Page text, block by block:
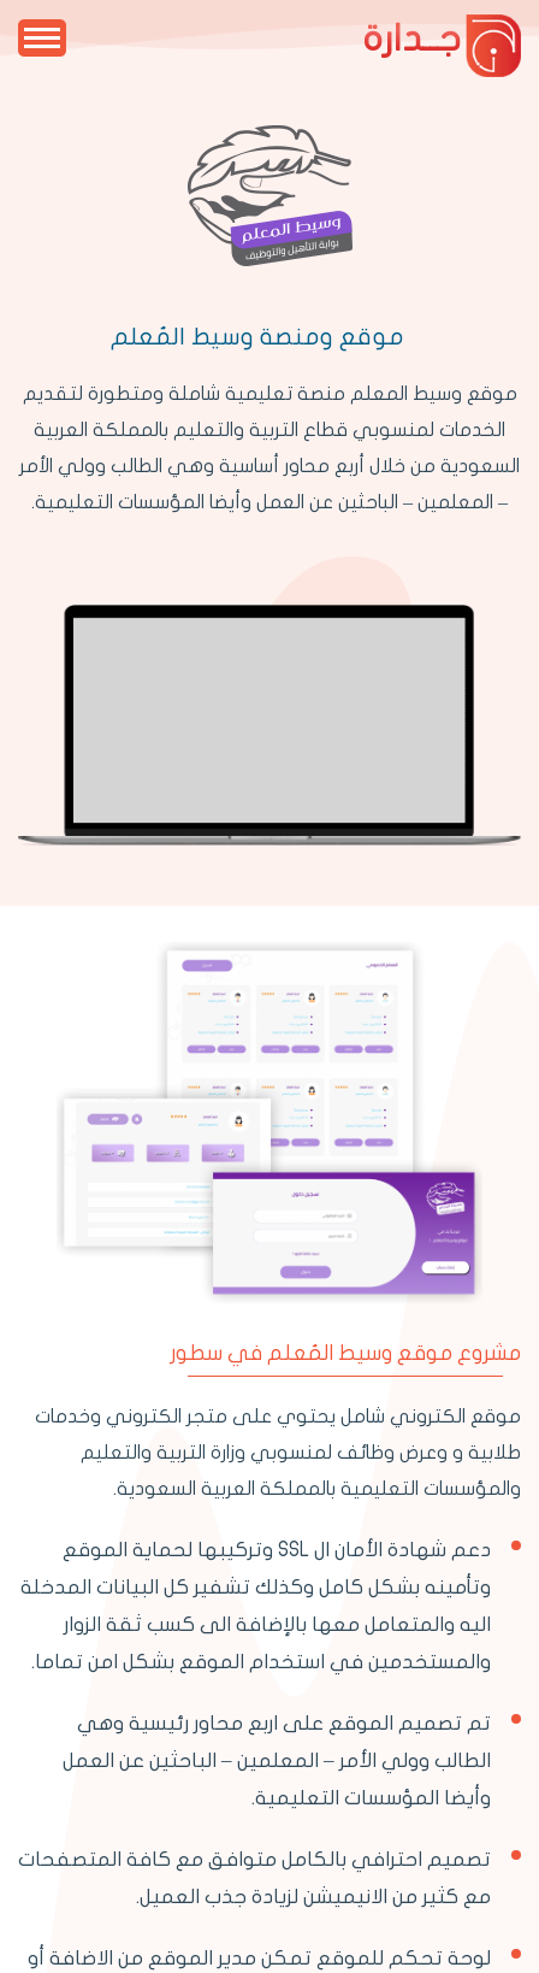
جــدارة
موقع ومنصة وسيط المُعلم
موقع وسيط المعلم منصة تعليمية شاملة ومتطورة لتقديم
الخدمات لمنسوبي قطاع التربية والتعليم بالمملكة العربية
السعودية من خلال أربع محاور أساسية وهي الطالب وولي الأمر
– المعلمين – الباحثين عن العمل وأيضا المؤسسات التعليمية.
مشروع موقع وسيط المُعلم في سطور
موقع الكتروني شامل يحتوي على متجر الكتروني وخدمات
طلابية و وعرض وظائف لمنسوبي وزارة التربية والتعليم
والمؤسسات التعليمية بالمملكة العربية السعودية.
دعم شهادة الأمان ال SSL وتركيبها لحماية الموقع
وتأمينه بشكل كامل وكذلك تشفير كل البيانات المدخلة
اليه والمتعامل معها بالإضافة الى كسب ثقة الزوار
والمستخدمين في استخدام الموقع بشكل امن تماما.
تم تصميم الموقع على اربع محاور رئيسية وهي
الطالب وولي الأمر – المعلمين – الباحثين عن العمل
وأيضا المؤسسات التعليمية.
تصميم احترافي بالكامل متوافق مع كافة المتصفحات
مع كثير من الانيميشن لزيادة جذب العميل.
لوحة تحكم للموقع تمكن مدير الموقع من الاضافة أو